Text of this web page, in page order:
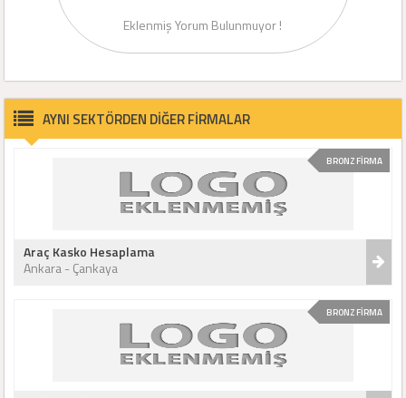
Eklenmiş Yorum Bulunmuyor !
AYNI SEKTÖRDEN DİĞER FİRMALAR
BRONZ FİRMA
Araç Kasko Hesaplama
Ankara - Çankaya
BRONZ FİRMA